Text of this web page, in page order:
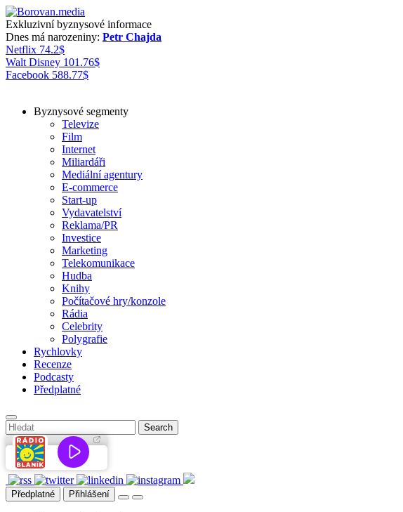
Exkluzivní byznysové informace
Dnes má narozeniny: Petr Chajda
Netflix 74.2$
Walt Disney 101.76$
Facebook 588.77$
Byznysové segmenty
Televize
Film
Internet
Miliardáři
Mediální agentury
E-commerce
Start-up
Vydavatelství
Reklama/PR
Investice
Marketing
Telekomunikace
Hudba
Knihy
Počítačové hry/konzole
Rádia
Celebrity
Polygrafie
Rychlovky
Recenze
Podcasty
Předplatné
Předplatné Přihlášení